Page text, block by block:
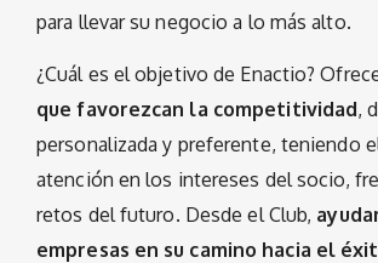
para llevar su negocio a lo más alto.
¿Cuál es el objetivo de Enactio?
que favorezcan la competitividad,
personalizada y preferente, teniendo
atención en los intereses del socio,
retos del futuro. Desde el Club,
empresas en su camino hacia el